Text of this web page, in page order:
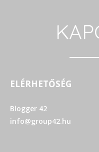
ELÉRHETŐSÉG
Blogger 42
info@group42.hu